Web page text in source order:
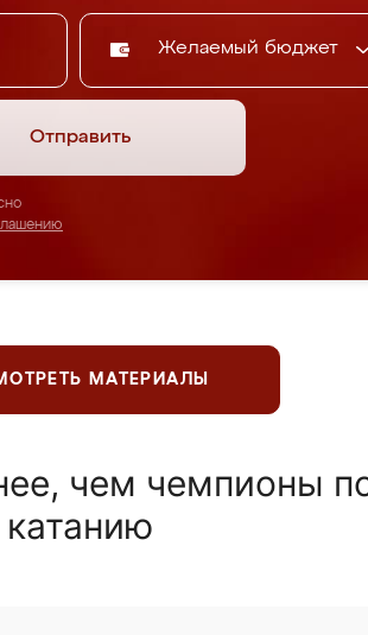
Желаемый бюджет
Отправить
МАТЕРИАЛЫ
чем чемпионы
катанию